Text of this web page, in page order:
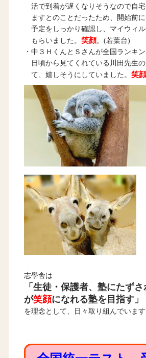
活で到着が遅くなりそうなので自
ますとのことだったため、開始前
予定をしっかり確認し、マイウィ
もらいました。 笑顔。(若葉台)
・中３ＨくんとＳさんが全国ランキ
日頃から見てくれている川田先生
て、嬉しそうにしていました。 笑顔
志學舎は
「生徒・保護者、塾にたず
が笑顔になれる塾を目指す」
を理念として、日々取り組んでいます